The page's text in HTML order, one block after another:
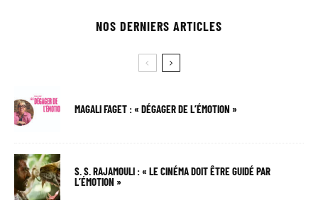
NOS DERNIERS ARTICLES
MAGALI FAGET : « DÉGAGER DE L’ÉMOTION »
S. S. RAJAMOULI : « LE CINÉMA DOIT ÊTRE GUIDÉ PAR
L’ÉMOTION »